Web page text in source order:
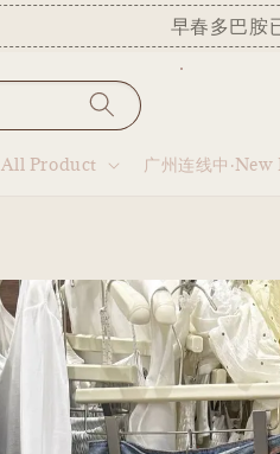
早春多巴胺
All Product 广州连线中·New